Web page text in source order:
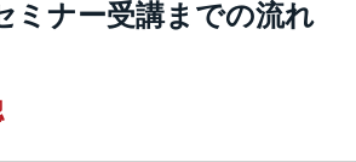
ミナー受講までの流れ